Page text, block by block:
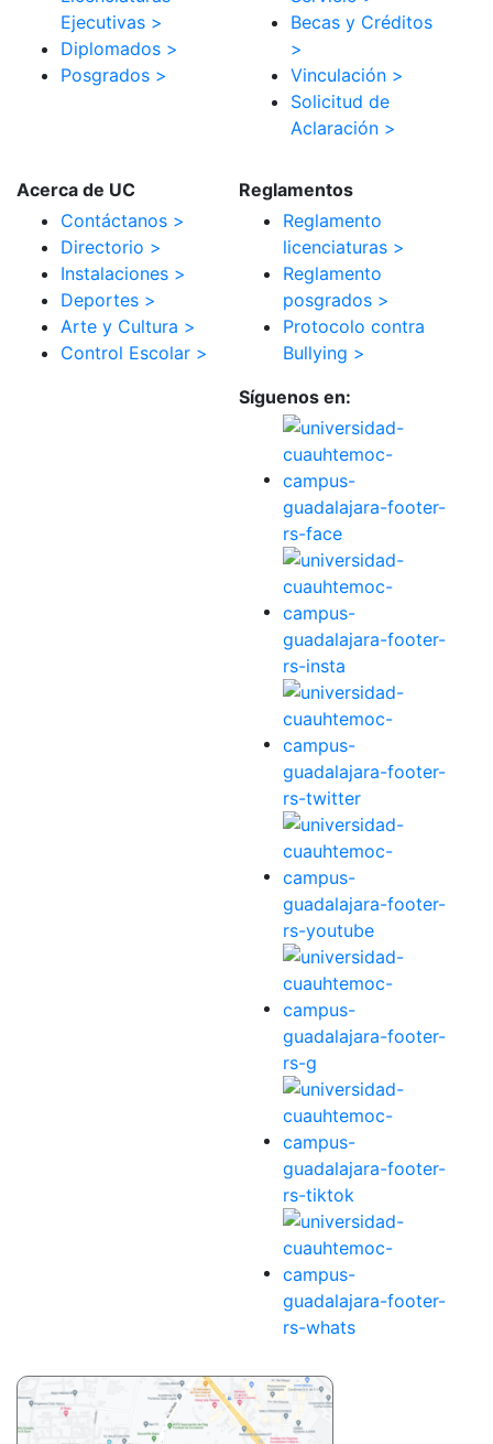
Ejecutivas >
Diplomados >
Posgrados >
Acerca de UC
Contáctanos >
Directorio >
Instalaciones >
Deportes >
Arte y Cultura >
Control Escolar >
Becas y Créditos
>
Vinculación >
Solicitud de
Aclaración >
Reglamentos
Reglamento
licenciaturas >
Reglamento
posgrados >
Protocolo contra
Bullying >
Síguenos en: